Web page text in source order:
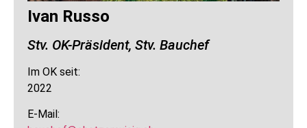
Ivan Russo
Stv. OK-Präsident, Stv. Bauchef
Im OK seit:
2022
E-Mail: